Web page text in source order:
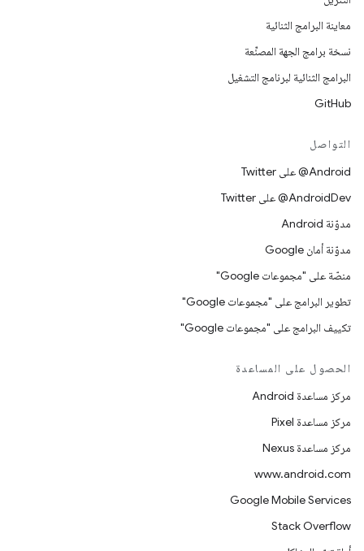
معاينة البرامج الثنائية
نسخة برامج الجهة المصنِّعة
البرامج الثنائية لبرنامج التشغيل
GitHub
التواصل
‎@Android على Twitter
‎@AndroidDev على Twitter
مدوّنة Android
مدوّنة أمان Google
منصّة على "مجموعات Google"
تطوير البرامج على "مجموعات Google"
تكييف البرامج على "مجموعات Google"
الحصول على المساعدة
مركز مساعدة Android
مركز مساعدة Pixel
مركز مساعدة Nexus
www.android.com
Google Mobile Services
Stack Overflow